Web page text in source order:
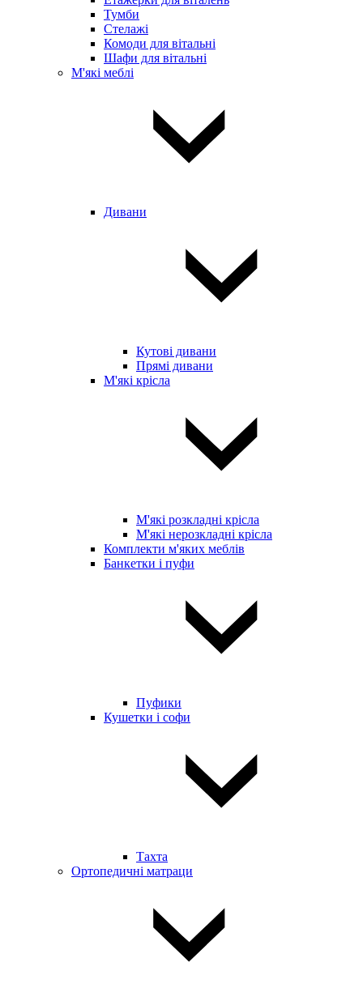
Тумби
Стелажі
Комоди для вітальні
Шафи для вітальні
М'які меблі
Дивани
Кутові дивани
Прямі дивани
М'які крісла
М'які розкладні крісла
М'які нерозкладні крісла
Комплекти м'яких меблів
Банкетки і пуфи
Пуфики
Кушетки і софи
Тахта
Ортопедичні матраци